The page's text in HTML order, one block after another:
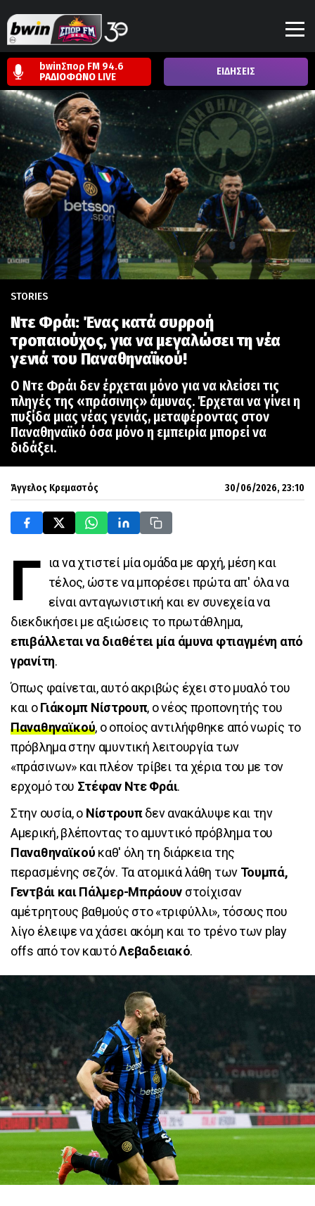
bwinΣπορ FM 94.6
ΡΑΔΙΟΦΩΝΟ LIVE ΕΙΔΗΣΕΙΣ
STORIES
Ντε Φράι: Ένας κατά συρροή
τροπαιούχος, για να μεγαλώσει τη νέα
γενιά του Παναθηναϊκού!
Ο Ντε Φράι δεν έρχεται μόνο για να κλείσει τις
πληγές της «πράσινης» άμυνας. Έρχεται να γίνει η
πυξίδα μιας νέας γενιάς, μεταφέροντας στον
Παναθηναϊκό όσα μόνο η εμπειρία μπορεί να
διδάξει.
Άγγελος Κρεμαστός 30/06/2026, 23:10
Γ
ια να χτιστεί μία ομάδα με αρχή, μέση και
τέλος, ώστε να μπορέσει πρώτα απ' όλα να
είναι ανταγωνιστική και εν συνεχεία να
διεκδικήσει με αξιώσεις το πρωτάθλημα,
επιβάλλεται να διαθέτει μία άμυνα φτιαγμένη από
γρανίτη.
Όπως φαίνεται, αυτό ακριβώς έχει στο μυαλό του
και οΓιάκομπ Νίστρουπ, ο νέος προπονητής του
Παναθηναϊκού, ο οποίος αντιλήφθηκε από νωρίς το
πρόβλημα στην αμυντική λειτουργία των
«πράσινων» και πλέον τρίβει τα χέρια του με τον
ερχομό του Στέφαν Ντε Φράι.
Στην ουσία, ο Νίστρουπδεν ανακάλυψε και την
Αμερική, βλέποντας το αμυντικό πρόβλημα του
Παναθηναϊκού καθ' όλη τη διάρκεια της
περασμένης σεζόν. Τα ατομικά λάθη των Τουμπά,
Γεντβάι και Πάλμερ-Μπράουν στοίχισαν
αμέτρητους βαθμούς στο «τριφύλλι», τόσους που
λίγο έλειψε να χάσει ακόμη και το τρένο των play
offs από τον καυτόΛεβαδειακό.